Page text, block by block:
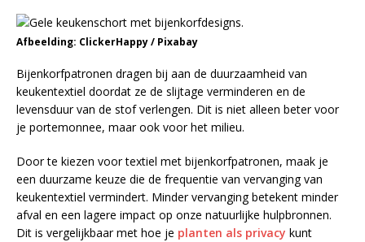
Afbeelding: ClickerHappy / Pixabay
Bijenkorfpatronen dragen bij aan de duurzaamheid van
keukentextiel doordat ze de slijtage verminderen en de
levensduur van de stof verlengen. Dit is niet alleen beter voor
je portemonnee, maar ook voor het milieu.
Door te kiezen voor textiel met bijenkorfpatronen, maak je
een duurzame keuze die de frequentie van vervanging van
keukentextiel vermindert. Minder vervanging betekent minder
afval en een lagere impact op onze natuurlijke hulpbronnen.
Dit is vergelijkbaar met hoe je planten als privacy kunt